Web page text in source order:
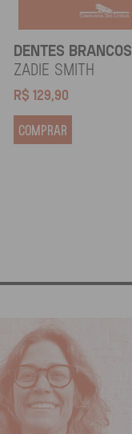
DENTES BRANCOS
Zadie Smith
R$ 129,90
COMPRAR